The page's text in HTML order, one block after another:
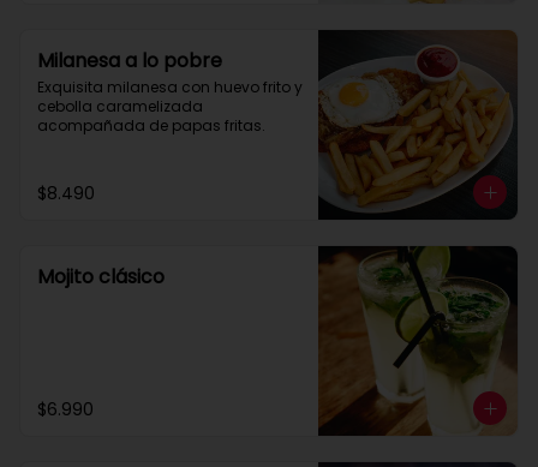
Milanesa a lo pobre
Exquisita milanesa con huevo frito y
cebolla caramelizada
acompañada de papas fritas.
$8.490
Mojito clásico
$6.990